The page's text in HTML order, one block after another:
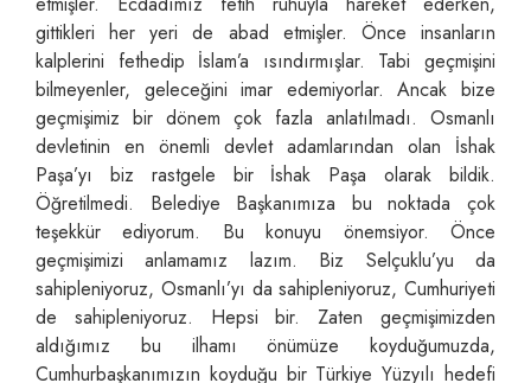
gittikleri her yeri de abad etmişler. Önce insanların
kalplerini fethedip İslam’a ısındırmışlar. Tabi geçmişini
bilmeyenler, geleceğini imar edemiyorlar. Ancak bize
geçmişimiz bir dönem çok fazla anlatılmadı. Osmanlı
devletinin en önemli devlet adamlarından olan İshak
Paşa’yı biz rastgele bir İshak Paşa olarak bildik.
Öğretilmedi. Belediye Başkanımıza bu noktada çok
teşekkür ediyorum. Bu konuyu önemsiyor. Önce
geçmişimizi anlamamız lazım. Biz Selçuklu’yu da
sahipleniyoruz, Osmanlı’yı da sahipleniyoruz, Cumhuriyeti
de sahipleniyoruz. Hepsi bir. Zaten geçmişimizden
aldığımız bu ilhamı önümüze koyduğumuzda,
Cumhurbaşkanımızın koyduğu bir Türkiye Yüzyılı hedefi